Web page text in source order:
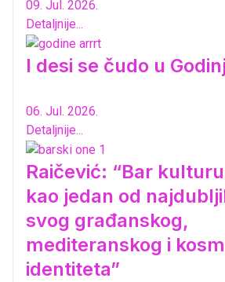
09. Jul. 2026.
Detaljnije...
I desi se čudo u
06. Jul. 2026.
Detaljnije...
Raičević: “Bar
kao jedan od
svog građanskog,
mediteranskog i
identiteta”